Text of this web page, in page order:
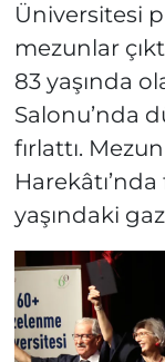
Üniversitesi
mezunlar
83 yaşında
Salonu’nda
fırlattı.
yaşındaki